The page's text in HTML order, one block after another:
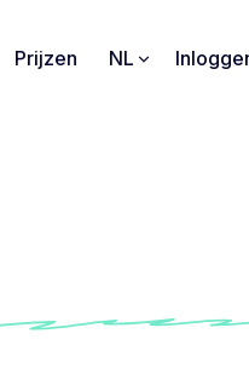
Prijzen NL